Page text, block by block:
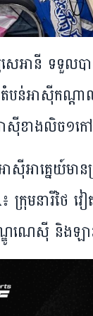
អានី ទទួល​បាន
តំបន់​អាស៊ីកណ្
ស៊ី​ខាងលិច១​ក
ស៊ី​អាគ្នេយ៍​មា
រុម​នារី​ថៃ វ
ណេស៊ី និង​ឡា